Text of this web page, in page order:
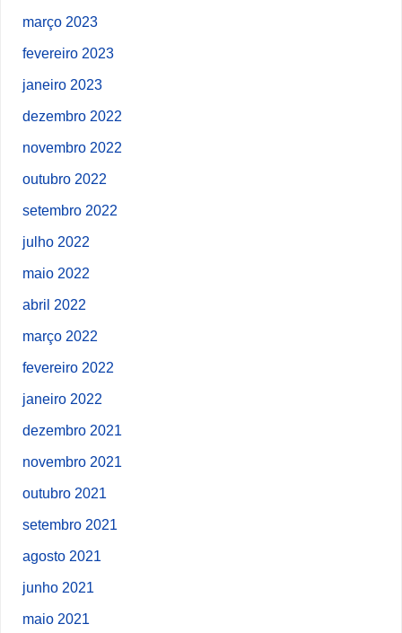
março 2023
fevereiro 2023
janeiro 2023
dezembro 2022
novembro 2022
outubro 2022
setembro 2022
julho 2022
maio 2022
abril 2022
março 2022
fevereiro 2022
janeiro 2022
dezembro 2021
novembro 2021
outubro 2021
setembro 2021
agosto 2021
junho 2021
maio 2021